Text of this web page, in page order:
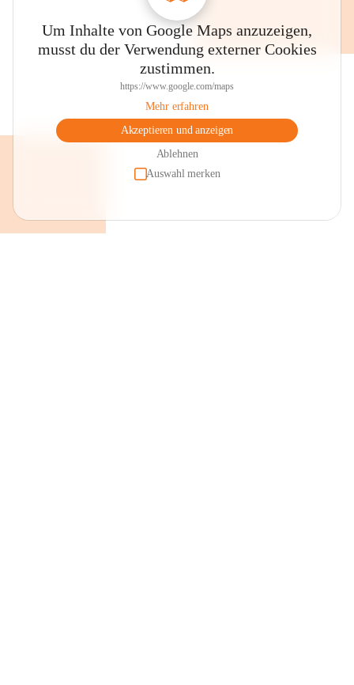
Um Inhalte von Google Maps anzuzeigen,
musst du der Verwendung externer Cookies
zustimmen.
https://www.google.com/maps
Mehr erfahren
Akzeptieren und anzeigen
Ablehnen
Auswahl merken